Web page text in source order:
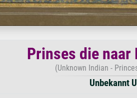
Prinses die
(Unknown Indian -
Unbekannt